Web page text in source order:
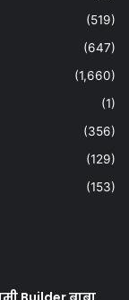
(519)
(647)
(1,660)
(1)
(356)
(129)
(153)